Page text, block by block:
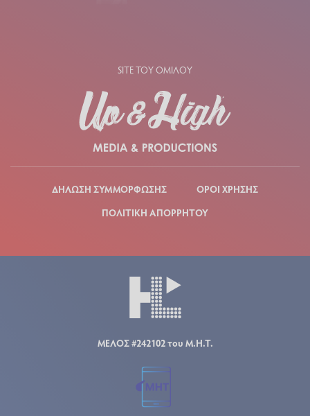
SITE ΤΟΥ ΟΜΙΛΟΥ
ΔΗΛΩΣΗ ΣΥΜΜΟΡΦΩΣΗΣ
ΟΡΟΙ ΧΡΗΣΗΣ
ΠΟΛΙΤΙΚΗ ΑΠΟΡΡΗΤΟΥ
ΜΕΛΟΣ #242102 του Μ.Η.Τ.